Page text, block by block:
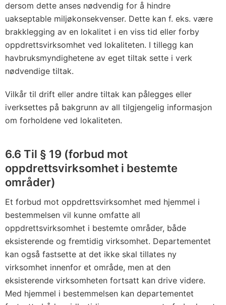
dersom dette anses nødvendig for å hindre
uakseptable miljøkonsekvenser. Dette kan f. eks. være
brakklegging av en lokalitet i en viss tid eller forby
oppdrettsvirksomhet ved lokaliteten. I tillegg kan
havbruksmyndighetene av eget tiltak sette i verk
nødvendige tiltak.
Vilkår til drift eller andre tiltak kan pålegges eller
iverksettes på bakgrunn av all tilgjengelig informasjon
om forholdene ved lokaliteten.
6.6 Til § 19 (forbud mot
oppdrettsvirksomhet i bestemte
områder)
Et forbud mot oppdrettsvirksomhet med hjemmel i
bestemmelsen vil kunne omfatte all
oppdrettsvirksomhet i bestemte områder, både
eksisterende og fremtidig virksomhet. Departementet
kan også fastsette at det ikke skal tillates ny
virksomhet innenfor et område, men at den
eksisterende virksomheten fortsatt kan drive videre.
Med hjemmel i bestemmelsen kan departementet